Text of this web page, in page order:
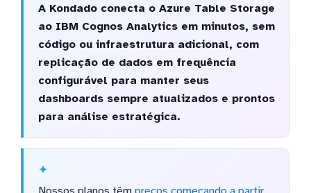
A Kondado conecta o Azure Table Storage
ao IBM Cognos Analytics em minutos, sem
código ou infraestrutura adicional, com
replicação de dados em frequência
configurável para manter seus
dashboards sempre atualizados e prontos
para análise estratégica.